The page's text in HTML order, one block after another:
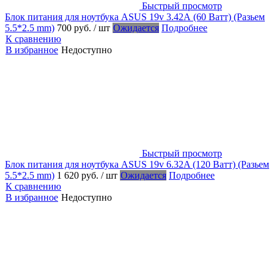
Быстрый просмотр
Блок питания для ноутбука ASUS 19v 3.42А (60 Ватт) (Разьем
5.5*2.5 mm) 700 руб. / шт Ожидается Подробнее
К сравнению
В избранное Недоступно
Быстрый просмотр
Блок питания для ноутбука ASUS 19v 6.32A (120 Ватт) (Разьем
5.5*2.5 mm) 1 620 руб. / шт Ожидается Подробнее
К сравнению
В избранное Недоступно